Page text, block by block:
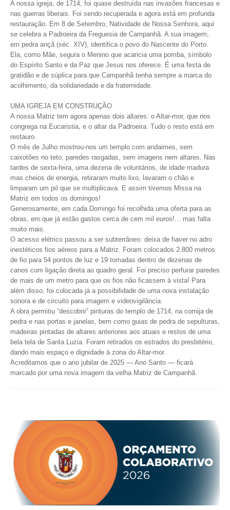
A nossa igreja, de 1714, foi quase destruída nas invasões francesas e
nas guerras liberais. Foi sendo recuperada e agora está em profunda
restauração. Em 8 de Setembro, Natividade de Nossa Senhora, aqui
se celebra a Padroeira da Freguesia de Campanhã. A sua imagem,
em pedra ançã (séc. XIV), identifica o povo do Nascente do Porto.
Ela, como Mãe, segura o Menino que acaricia uma pomba, símbolo
do Espírito Santo e da Paz que Jesus nos oferece. É uma festa de
gratidão e de súplica para que Campanhã tenha sempre a marca do
acolhimento, da solidariedade e da fraternidade.
UMA IGREJA EM CONSTRUÇÃO
A nossa Matriz tem agora apenas dois altares: o Altar-mor, que nos
congrega na Eucaristia, e o altar da Padroeira. Tudo o resto está em
restauro.
O mês de Julho mostrou-nos um templo com andaimes, sem
caixotões no teto, paredes rasgadas, sem imagens nem altares. Nas
tardes de sexta-feira, uma dezena de voluntários, de idade madura
mas cheios de energia, retiraram muito lixo, lavaram o chão e
limparam um pó que se multiplicava. E assim tivemos Missa na
Matriz em todos os domingos!
Generosamente, em cada Domingo foi recolhida uma oferta para as
obras, em que já estão gastos cerca de cem mil euros!... mas falta
muito mais.
O acesso elétrico passou a ser subterrâneo: deixa de haver no adro
inestéticos fios aéreos para a Matriz. Foram colocados 2.800 metros
de fio para 54 pontos de luz e 19 tomadas dentro de dezenas de
canos com ligação direta ao quadro geral. Foi preciso perfurar paredes
de mais de um metro para que os fios não ficassem à vista! Para
além disso, foi colocada já a possibilidade de uma nova instalação
sonora e de circuito para imagem e videovigilância.
A obra permitiu “descobrir” pinturas do templo de 1714, na cornija de
pedra e nas portas e janelas, bem como guias de pedra de sepulturas,
madeiras pintadas de altares anteriores aos atuais e restos de uma
bela tela de Santa Luzia. Foram retirados os estrados do presbitério,
dando mais espaço e dignidade à zona do Altar-mor.
Acreditamos que o ano jubilar de 2025 — Ano Santo — ficará
marcado por uma nova imagem da velha Matriz de Campanhã.